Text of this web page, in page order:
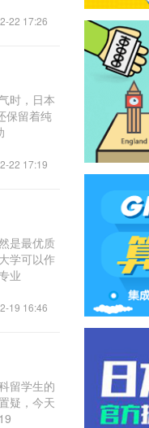
22 17:26
时，日本
保留着纯
22 17:19
是最优质
学可以作
业
19 16:46
留学生的
疑，今天